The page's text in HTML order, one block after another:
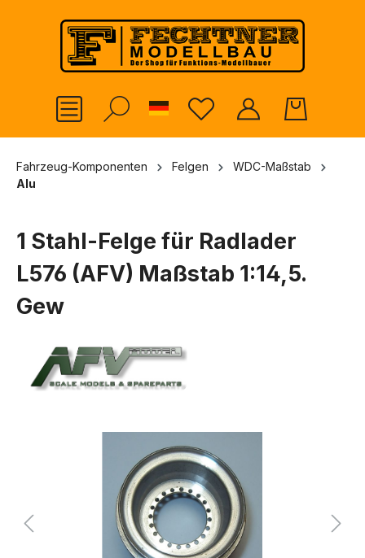
springen
German
Fahrzeug-Komponenten Felgen
WDC-Maßstab
Alu
1 Stahl-Felge für Radlader
L576 (AFV) Maßstab 1:14,5.
Gew